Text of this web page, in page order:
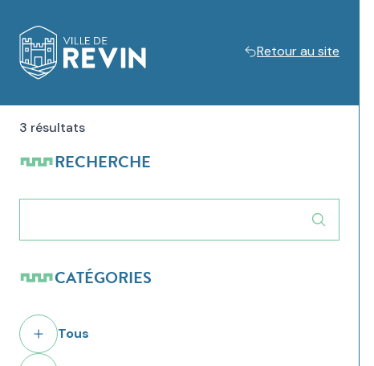
Retour au site
3 résultats
RECHERCHE
CATÉGORIES
Tous